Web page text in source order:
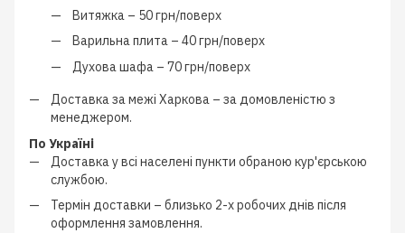
Витяжка – 50 грн/поверх
Варильна плита – 40 грн/поверх
Духова шафа – 70 грн/поверх
Доставка за межі Харкова – за домовленістю з
менеджером.
По Україні
Доставка у всі населені пункти обраною кур'єрською
службою.
Термін доставки – близько 2-х робочих днів після
оформлення замовлення.